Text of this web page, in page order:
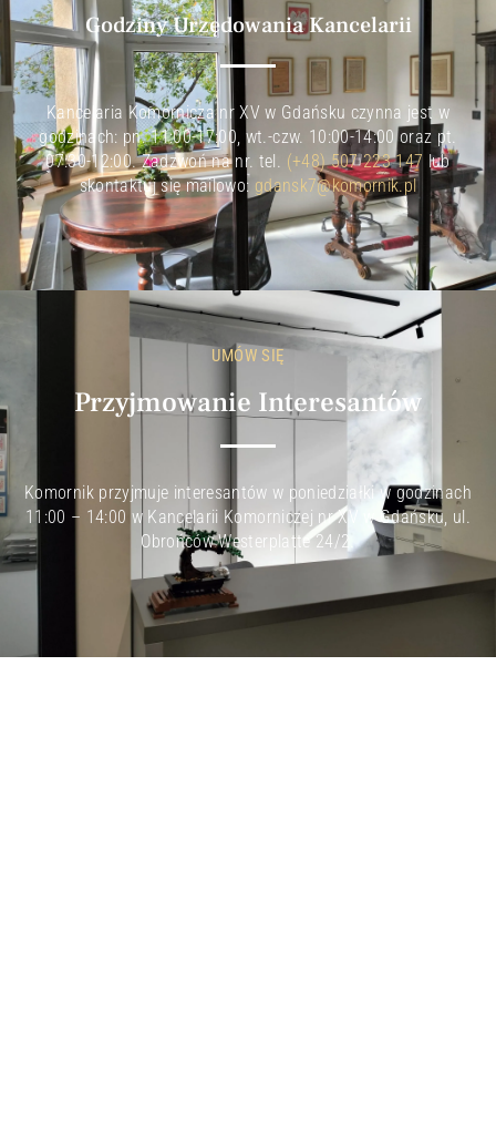
Godziny Urzędowania Kancelarii
Kancelaria Komornicza nr XV w Gdańsku czynna jest w
godzinach: pn. 11:00-17:00, wt.-czw. 10:00-14:00 oraz pt.
07:30-12:00. Zadzwoń na nr. tel. (+48) 507 223 147 lub
skontaktuj się mailowo: gdansk7@komornik.pl
UMÓW SIĘ
Przyjmowanie Interesantów
Komornik przyjmuje interesantów w poniedziałki w godzinach
11:00 – 14:00 w Kancelarii Komorniczej nr XV w Gdańsku, ul.
Obrońców Westerplatte 24/2.